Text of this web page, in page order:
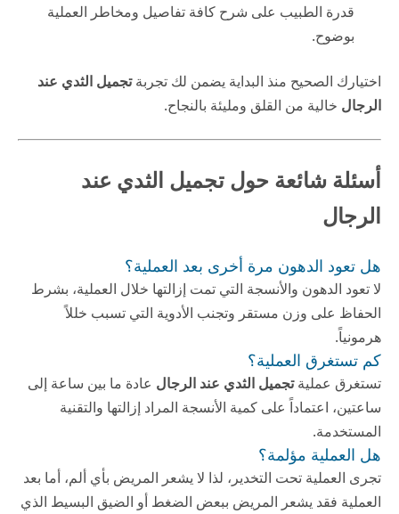
قدرة الطبيب على شرح كافة تفاصيل ومخاطر العملية
بوضوح.
اختيارك الصحيح منذ البداية يضمن لك تجربةتجميل الثدي عند
الرجال خالية من القلق ومليئة بالنجاح.
أسئلة شائعة حول تجميل الثدي عند
الرجال
هل تعود الدهون مرة أخرى بعد العملية؟
لا تعود الدهون والأنسجة التي تمت إزالتها خلال العملية، بشرط
الحفاظ على وزن مستقر وتجنب الأدوية التي تسبب خللاً
هرمونياً.
كم تستغرق العملية؟
تستغرق عمليةتجميل الثدي عند الرجال عادة ما بين ساعة إلى
ساعتين، اعتماداً على كمية الأنسجة المراد إزالتها والتقنية
المستخدمة.
هل العملية مؤلمة؟
تجرى العملية تحت التخدير، لذا لا يشعر المريض بأي ألم، أما بعد
العملية فقد يشعر المريض ببعض الضغط أو الضيق البسيط الذي